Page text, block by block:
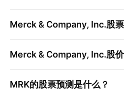
Merck & Company, Inc.股
Merck & Company, Inc.股
MRK的股票预测是什么？